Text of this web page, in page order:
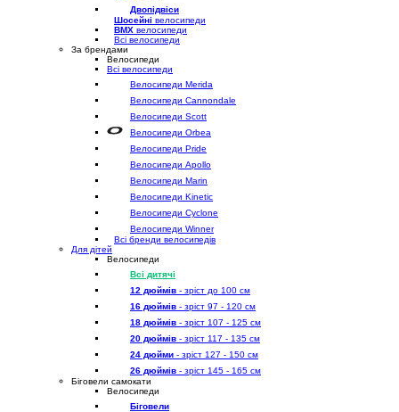
Двопідвіси
Шосейні велосипеди
BMX велосипеди
Всі велосипеди
За брендами
Велосипеди
Всі велосипеди
Велосипеди Merida
Велосипеди Cannondale
Велосипеди Scott
Велосипеди Orbea
Велосипеди Pride
Велосипеди Apollo
Велосипеди Marin
Велосипеди Kinetic
Велосипеди Cyclone
Велосипеди Winner
Всі бренди велосипедів
Для дітей
Велосипеди
Всі дитячі
12 дюймів - зріст до 100 см
16 дюймів - зріст 97 - 120 см
18 дюймів - зріст 107 - 125 см
20 дюймів - зріст 117 - 135 см
24 дюйми - зріст 127 - 150 см
26 дюймів - зріст 145 - 165 см
Біговели самокати
Велосипеди
Біговели